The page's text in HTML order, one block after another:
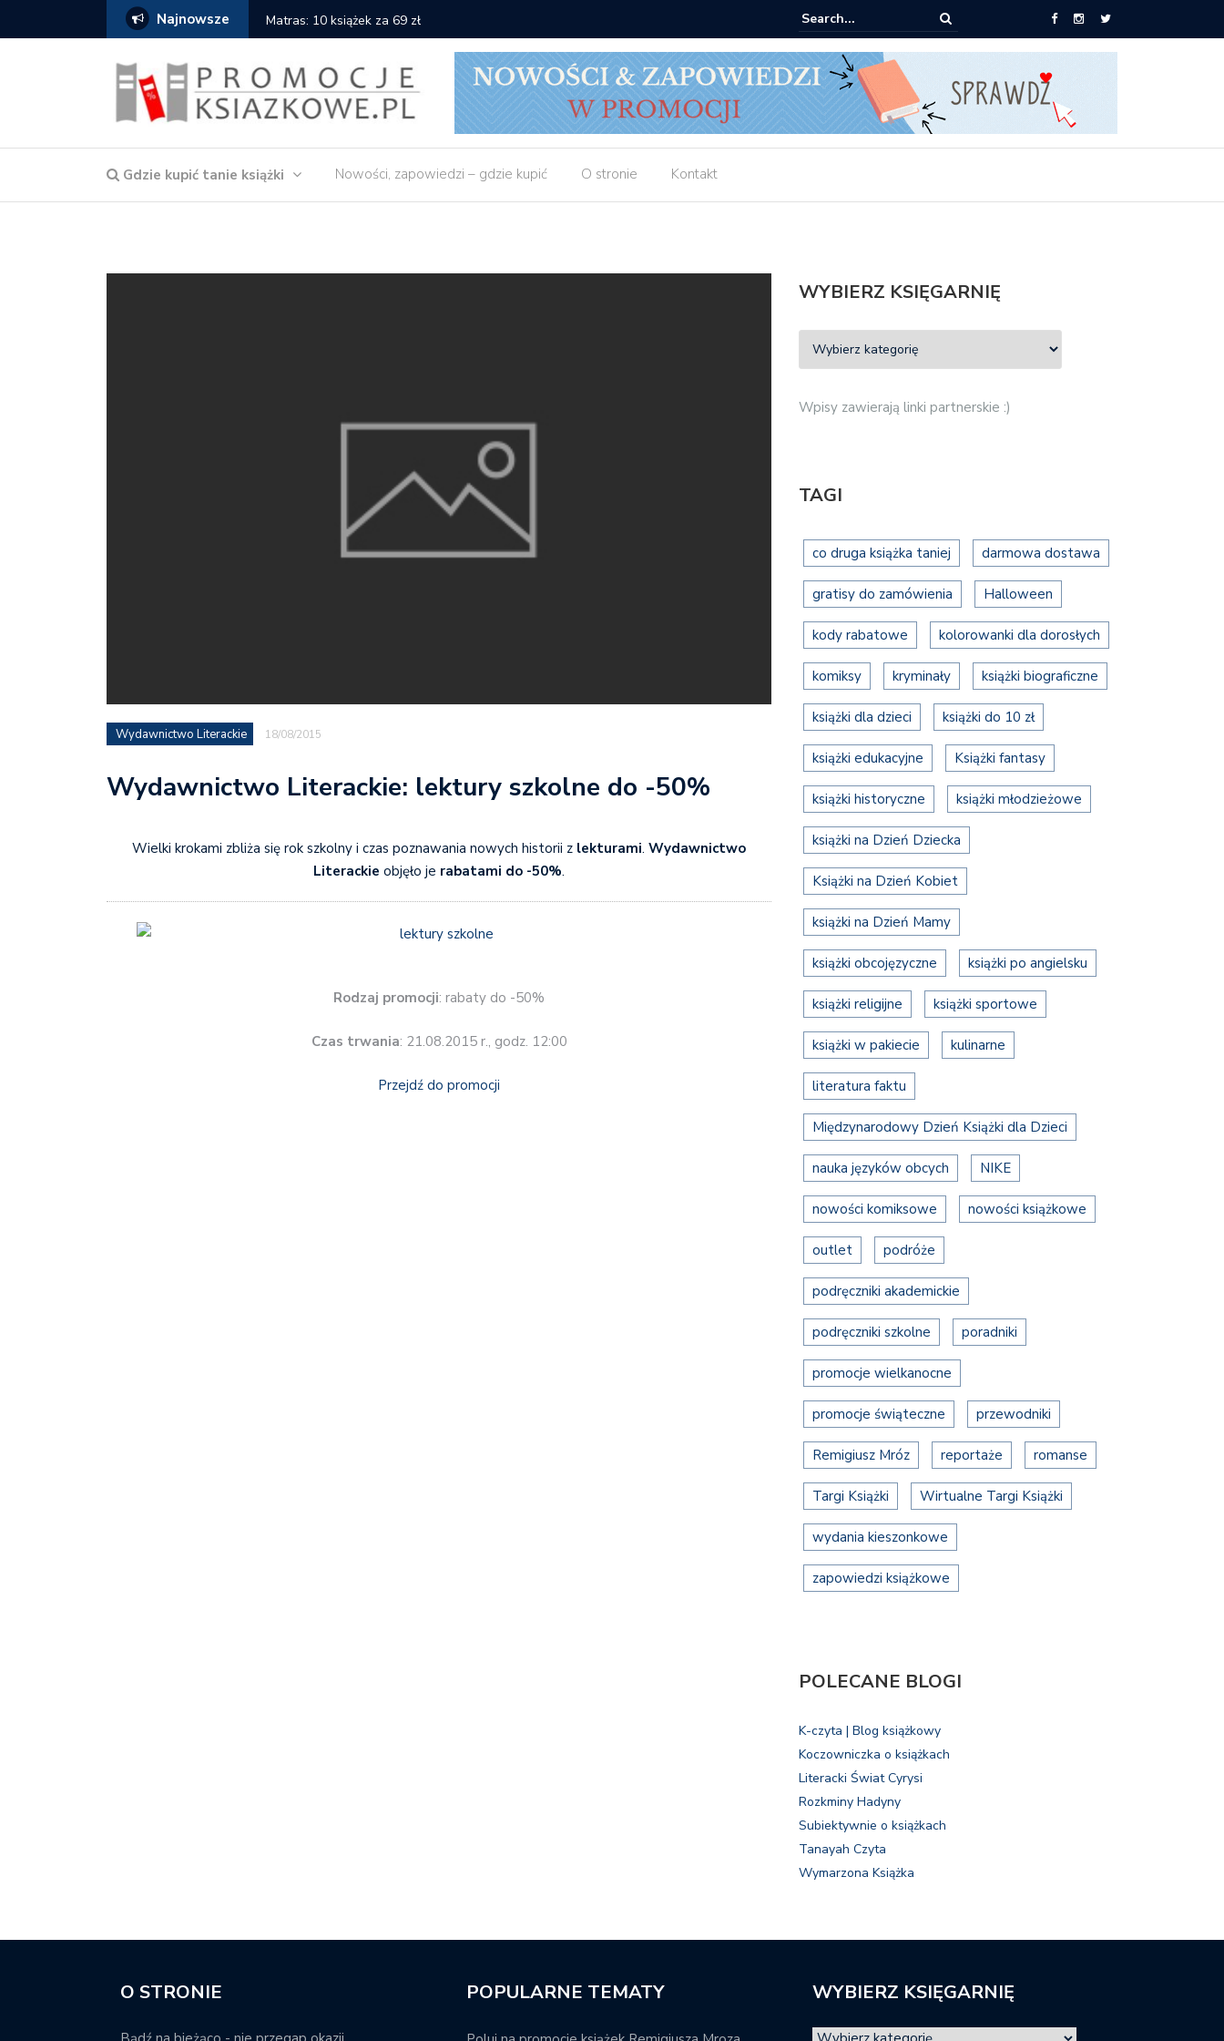
Najnowsze Matras: 10 książek za 69 zł Empik: 2 książki za 30 zł
Gdzie kupić tanie książki Nowości, zapowiedzi – gdzie kupić O stronie Kontakt
Wydawnictwo Literackie 18/08/2015
Wydawnictwo Literackie: lektury szkolne do -50%
Wielki krokami zbliża się rok szkolny i czas poznawania nowych historii z lekturami. Wydawnictwo
Literackie objęło je rabatami do -50%.
Rodzaj promocji: rabaty do -50%
Czas trwania: 21.08.2015 r., godz. 12:00
Przejdź do promocji
WYBIERZ KSIĘGARNIĘ
Wpisy zawierają linki partnerskie :)
TAGI
co druga książka taniej darmowa dostawa
gratisy do zamówienia Halloween
kody rabatowe kolorowanki dla dorosłych
komiksy kryminały książki biograficzne
książki dla dzieci książki do 10 zł
książki edukacyjne Książki fantasy
książki historyczne książki młodzieżowe
książki na Dzień Dziecka
Książki na Dzień Kobiet
książki na Dzień Mamy
książki obcojęzyczne książki po angielsku
książki religijne książki sportowe
książki w pakiecie kulinarne
literatura faktu
Międzynarodowy Dzień Książki dla Dzieci
nauka języków obcych NIKE
nowości komiksowe nowości książkowe
outlet podróże
podręczniki akademickie
podręczniki szkolne poradniki
promocje wielkanocne
promocje świąteczne przewodniki
Remigiusz Mróz reportaże romanse
Targi Książki Wirtualne Targi Książki
wydania kieszonkowe
zapowiedzi książkowe
POLECANE BLOGI
K-czyta | Blog książkowy
Koczowniczka o książkach
Literacki Świat Cyrysi
Rozkminy Hadyny
Subiektywnie o książkach
Tanayah Czyta
Wymarzona Książka
O STRONIE POPULARNE TEMATY WYBIERZ KSIĘGARNIĘ